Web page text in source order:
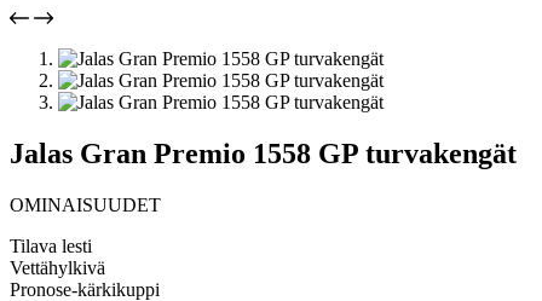
Jalas Gran Premio 1558 GP turvakengät
OMINAISUUDET
Tilava lesti
Vettähylkivä
Pronose-kärkikuppi